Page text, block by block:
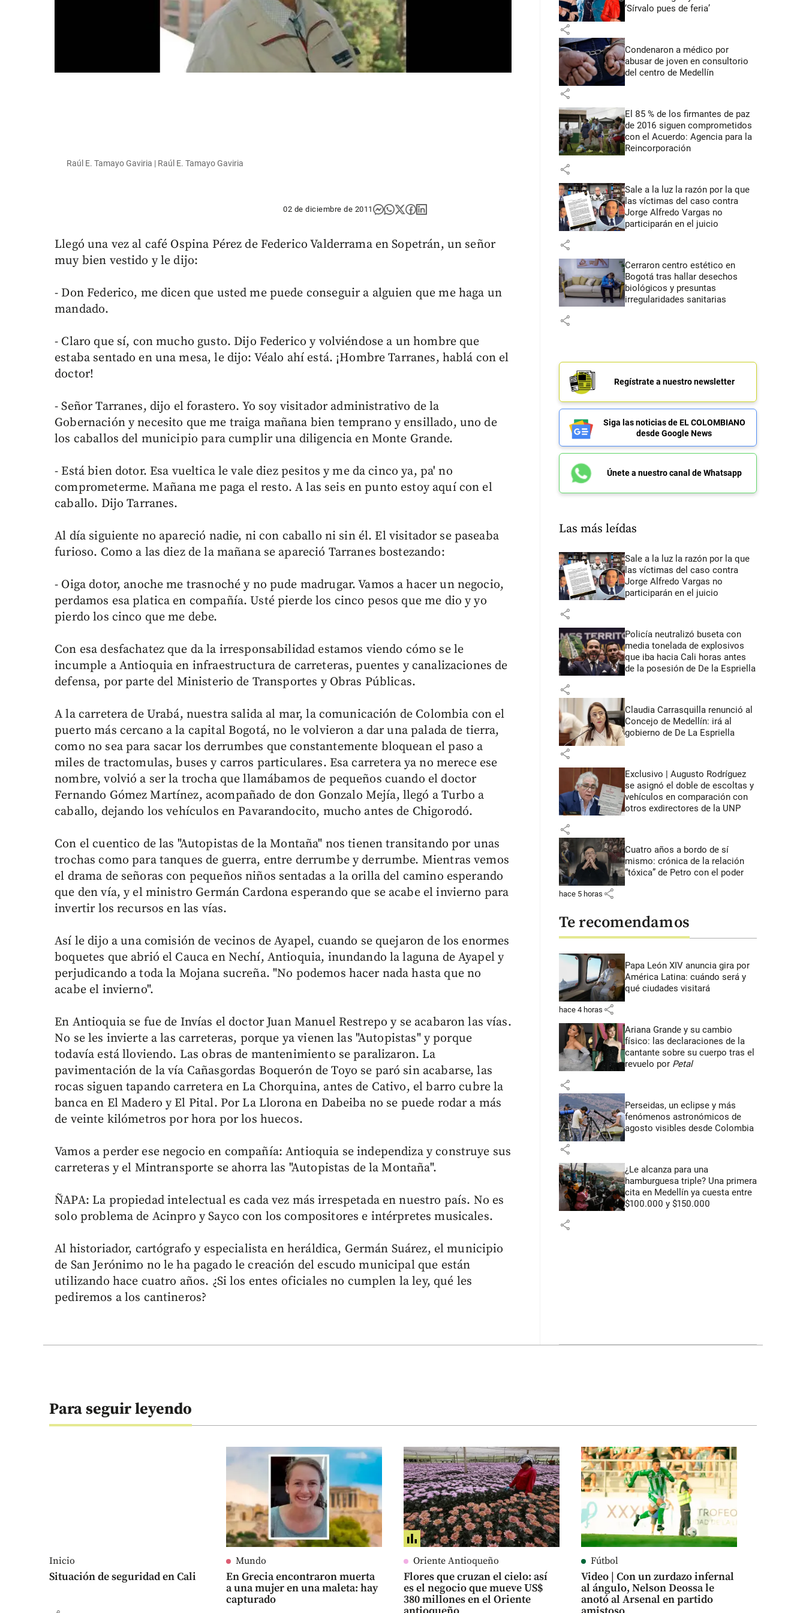
Raúl E. Tamayo Gaviria | Raúl E. Tamayo Gaviria
02 de diciembre de 2011
Llegó una vez al café Ospina Pérez de Federico Valderrama en Sopetrán, un señor
muy bien vestido y le dijo:
- Don Federico, me dicen que usted me puede conseguir a alguien que me haga un
mandado.
- Claro que sí, con mucho gusto. Dijo Federico y volviéndose a un hombre que
estaba sentado en una mesa, le dijo: Véalo ahí está. ¡Hombre Tarranes, hablá con el
doctor!
- Señor Tarranes, dijo el forastero. Yo soy visitador administrativo de la
Gobernación y necesito que me traiga mañana bien temprano y ensillado, uno de
los caballos del municipio para cumplir una diligencia en Monte Grande.
- Está bien dotor. Esa vueltica le vale diez pesitos y me da cinco ya, pa' no
comprometerme. Mañana me paga el resto. A las seis en punto estoy aquí con el
caballo. Dijo Tarranes.
Al día siguiente no apareció nadie, ni con caballo ni sin él. El visitador se paseaba
furioso. Como a las diez de la mañana se apareció Tarranes bostezando:
- Oiga dotor, anoche me trasnoché y no pude madrugar. Vamos a hacer un negocio,
perdamos esa platica en compañía. Usté pierde los cinco pesos que me dio y yo
pierdo los cinco que me debe.
Con esa desfachatez que da la irresponsabilidad estamos viendo cómo se le
incumple a Antioquia en infraestructura de carreteras, puentes y canalizaciones de
defensa, por parte del Ministerio de Transportes y Obras Públicas.
A la carretera de Urabá, nuestra salida al mar, la comunicación de Colombia con el
puerto más cercano a la capital Bogotá, no le volvieron a dar una palada de tierra,
como no sea para sacar los derrumbes que constantemente bloquean el paso a
miles de tractomulas, buses y carros particulares. Esa carretera ya no merece ese
nombre, volvió a ser la trocha que llamábamos de pequeños cuando el doctor
Fernando Gómez Martínez, acompañado de don Gonzalo Mejía, llegó a Turbo a
caballo, dejando los vehículos en Pavarandocito, mucho antes de Chigorodó.
Con el cuentico de las "Autopistas de la Montaña" nos tienen transitando por unas
trochas como para tanques de guerra, entre derrumbe y derrumbe. Mientras vemos
el drama de señoras con pequeños niños sentadas a la orilla del camino esperando
que den vía, y el ministro Germán Cardona esperando que se acabe el invierno para
invertir los recursos en las vías.
Así le dijo a una comisión de vecinos de Ayapel, cuando se quejaron de los enormes
boquetes que abrió el Cauca en Nechí, Antioquia, inundando la laguna de Ayapel y
perjudicando a toda la Mojana sucreña. "No podemos hacer nada hasta que no
acabe el invierno".
En Antioquia se fue de Invías el doctor Juan Manuel Restrepo y se acabaron las vías.
No se les invierte a las carreteras, porque ya vienen las "Autopistas" y porque
todavía está lloviendo. Las obras de mantenimiento se paralizaron. La
pavimentación de la vía Cañasgordas Boquerón de Toyo se paró sin acabarse, las
rocas siguen tapando carretera en La Chorquina, antes de Cativo, el barro cubre la
banca en El Madero y El Pital. Por La Llorona en Dabeiba no se puede rodar a más
de veinte kilómetros por hora por los huecos.
Vamos a perder ese negocio en compañía: Antioquia se independiza y construye sus
carreteras y el Mintransporte se ahorra las "Autopistas de la Montaña".
ÑAPA: La propiedad intelectual es cada vez más irrespetada en nuestro país. No es
solo problema de Acinpro y Sayco con los compositores e intérpretes musicales.
Al historiador, cartógrafo y especialista en heráldica, Germán Suárez, el municipio
de San Jerónimo no le ha pagado le creación del escudo municipal que están
utilizando hace cuatro años. ¿Si los entes oficiales no cumplen la ley, qué les
pediremos a los cantineros?
‘Sírvalo pues de feria’
share
Condenaron a médico por
abusar de joven en consultorio
del centro de Medellín
share
El 85 % de los firmantes de paz
de 2016 siguen comprometidos
con el Acuerdo: Agencia para la
Reincorporación
share
Sale a la luz la razón por la que
las víctimas del caso contra
Jorge Alfredo Vargas no
participarán en el juicio
share
Cerraron centro estético en
Bogotá tras hallar desechos
biológicos y presuntas
irregularidades sanitarias
share
Regístrate a nuestro newsletter
Siga las noticias de EL COLOMBIANO
desde Google News
Únete a nuestro canal de Whatsapp
Las más leídas
Sale a la luz la razón por la que
las víctimas del caso contra
Jorge Alfredo Vargas no
participarán en el juicio
share
Policía neutralizó buseta con
media tonelada de explosivos
que iba hacia Cali horas antes
de la posesión de De la Espriella
share
Claudia Carrasquilla renunció al
Concejo de Medellín: irá al
gobierno de De La Espriella
share
Exclusivo | Augusto Rodríguez
se asignó el doble de escoltas y
vehículos en comparación con
otros exdirectores de la UNP
share
Cuatro años a bordo de sí
mismo: crónica de la relación
“tóxica” de Petro con el poder
hace 5 horas share
Te recomendamos
Papa León XIV anuncia gira por
América Latina: cuándo será y
qué ciudades visitará
hace 4 horas share
Ariana Grande y su cambio
físico: las declaraciones de la
cantante sobre su cuerpo tras el
revuelo por Petal
share
Perseidas, un eclipse y más
fenómenos astronómicos de
agosto visibles desde Colombia
share
¿Le alcanza para una
hamburguesa triple? Una primera
cita en Medellín ya cuesta entre
$100.000 y $150.000
share
Para seguir leyendo
Inicio
Situación de seguridad en Cali
Mundo
En Grecia encontraron muerta
a una mujer en una maleta: hay
capturado
Oriente Antioqueño
Flores que cruzan el cielo: así
es el negocio que mueve US$
380 millones en el Oriente
Fútbol
Video | Con un zurdazo infernal
al ángulo, Nelson Deossa le
anotó al Arsenal en partido